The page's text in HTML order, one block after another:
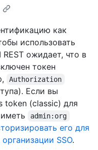
как
использовать
ожидает, что в
токен
Authorization
Если вы
token (classic) для
admin:org
его для
SSO.